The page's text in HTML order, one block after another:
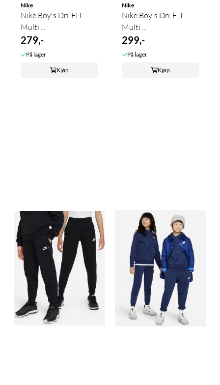
Nike
Nike Boy's Dri-FIT
Multi ...
279,-
På lager
Kjøp
Nike
Nike Boy's Dri-FIT
Multi ...
299,-
På lager
Kjøp